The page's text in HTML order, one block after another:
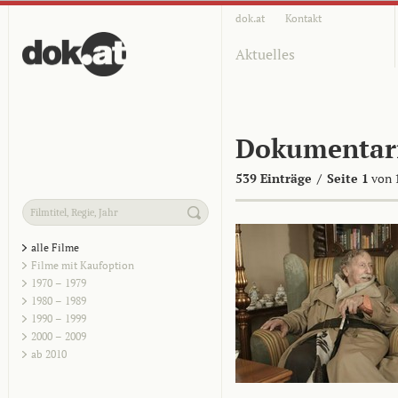
dok.at Kontakt
Aktuelles
539 Einträge / Seite 1 von
alle Filme
Filme mit Kaufoption
1970 – 1979
1980 – 1989
1990 – 1999
2000 – 2009
ab 2010